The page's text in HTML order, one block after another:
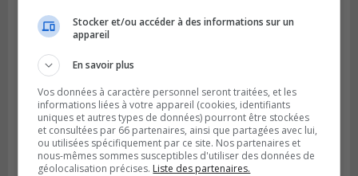
Publié le 18 juillet 2026 à 07h58
Le parc Poly-aréna de Brossard va vibrer
en début août
Stocker et/ou accéder à des informations sur un
appareil
En savoir plus
Vos données à caractère personnel seront traitées, et les
informations liées à votre appareil (cookies, identifiants
uniques et autres types de données) pourront être stockées
et consultées par 66 partenaires, ainsi que partagées avec lui,
ou utilisées spécifiquement par ce site. Nos partenaires et
nous-mêmes sommes susceptibles d'utiliser des données de
géolocalisation précises. Liste des partenaires.